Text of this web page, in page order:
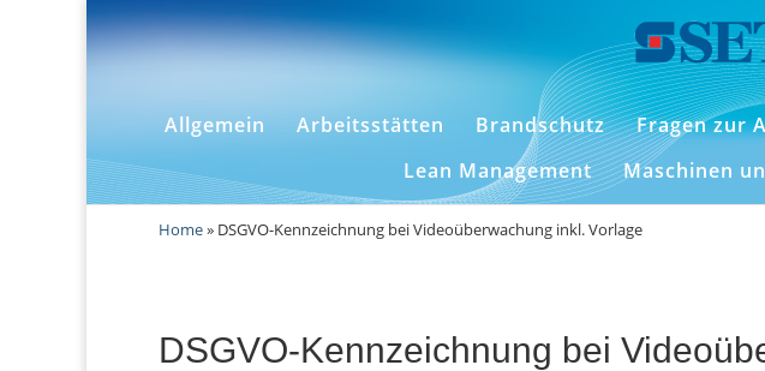
Allgemein Arbeitsstätten Brandschutz Fragen zur
Lean Management
Maschinen
Home» DSGVO-Kennzeichnung bei Videoüberwachung inkl. Vorlage
DSGVO-Kennzeichnung bei